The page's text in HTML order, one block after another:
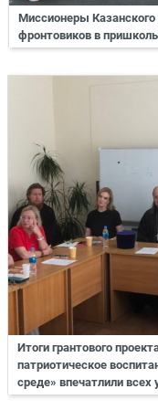
Миссионеры Казанского
фронтовиков в
Итоги грантового
патриотическое
среде» впечатлили всех